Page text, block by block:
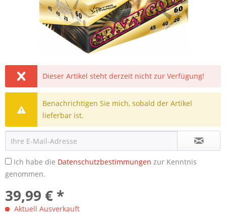
Dieser Artikel steht derzeit nicht zur Verfügung!
Benachrichtigen Sie mich, sobald der Artikel
lieferbar ist.
Ich habe die Datenschutzbestimmungen zur Kenntnis
genommen.
39,99 € *
Aktuell Ausverkauft